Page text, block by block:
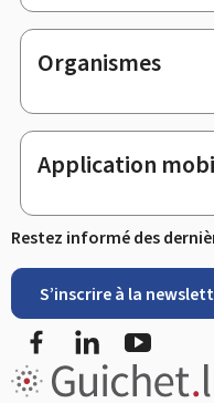
Organismes
Application
Restez informé des
S’inscrire à la
FacebookLinkedIn